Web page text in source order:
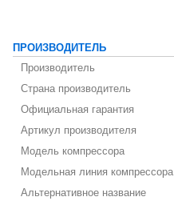
ПРОИЗВОДИТЕЛЬ
Производитель
Страна производитель
Официальная гарантия
Артикул производителя
Модель компрессора
Модельная линия компрессора
Альтернативное название